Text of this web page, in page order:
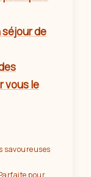
de
vous le
savoureuses